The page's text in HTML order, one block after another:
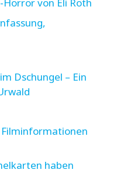
Dschungel – Ein
haben